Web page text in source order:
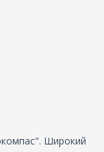
Широкий